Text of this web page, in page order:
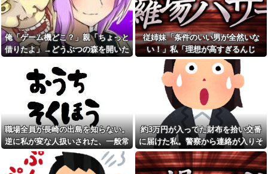
「ここもダメだったらもう食べ
ていけないんです」って熱弁し
てた人がいた
息子の彼女が家に来た時に、
我が家を舐めるように隅々まで
見た。その次の瞬間、女がとん
でもない一言
夫と姑が私の飼い猫を連れ去
って川に捨てた。それで離婚し
た数か月後、隣の市で保護され
ていた猫が私のもとに…
保育園にフリーランスで預け
ているけど、就労の証明で確定
申告の写しを求められた。これ
おかしくない？
私「私と結婚して幸せ？」旦
那「お前もそう思うだろ？」→
その返事が忘れられず、後日ま
開を迎えて婚約者呆然←家族の
絆が深すぎて修羅場にならんか
った
【速報】憂国の士河合ゆうす
け議員、埼玉県知事選に立候補
表明
元職場の要注意オバサン、引
っ越し先でご近所になり粘着開
始！！「どこまで送って！」か
ら始まり半年も経つと「お金貸
してくれない？」断ると翌日、
玄関前にゴミが置かれる
【驚愕】サークルで付き合っ
た男が既婚者だった！しかも妻
から直接電話が来たんだがｗｗ
ｗｗ
引越して一週間経った頃、隣
の奥さんから「掃除機の音がう
俺「ゲーム機どこ？」親「ちょっと
借りたよ」→どうぶつの森を開いた
て…
従姉妹「条件のいい男が全然いな
い！」私「理想が高すぎるんじ
ゃ…？」→婚活の愚痴を聞き続けた
結果…
職場全員が長崎の出島を知らない。
逆に私が変な人扱いされた、一般常
識だと思ってたのに
約3万円が入ってた財布を拾い交番
に届けた私。警察から連絡が入りそ
の金が私のものになった結果...